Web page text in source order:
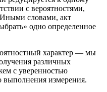
с вероятностями,
словами, акт
одно определенное
характер — мы
различных
с уверенностью
выполнения измерения.